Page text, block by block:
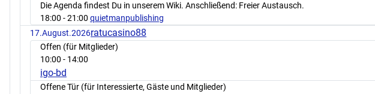
Die Agenda findest Du in unserem Wiki. Anschließend: Freier Austausch.
18:00 - 21:00 quietmanpublishing
17.August.2026ratucasino88
Offen (für Mitglieder)
10:00 - 14:00
igo-bd
Offene Tür (für Interessierte, Gäste und Mitglieder)